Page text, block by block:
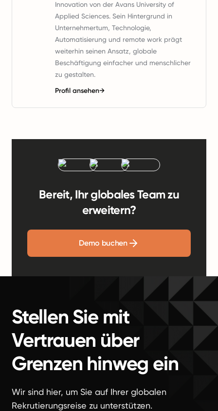
Innovation von der Avans University of
Applied Sciences. Sein Hintergrund in
Unternehmertum, Technologie,
Automatisierung und remote work prägt
weiterhin seinen Ansatz, globale
Beschäftigung einfacher und menschlicher
zu gestalten.
Profil ansehen→
Bereit, Ihr globales Team zu
erweitern?
Demo buchen
Stellen Sie mit
Vertrauen über
Grenzen hinweg ein
Wir sind hier, um Sie auf Ihrer globalen
Rekrutierungsreise zu unterstützen.